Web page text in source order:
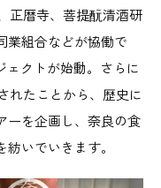
正暦寺、菩提酛清酒研
業組合などが協働で
ェクトが始動。さらに
れたことから、歴史に
ーを企画し、奈良の食
いでいきます。